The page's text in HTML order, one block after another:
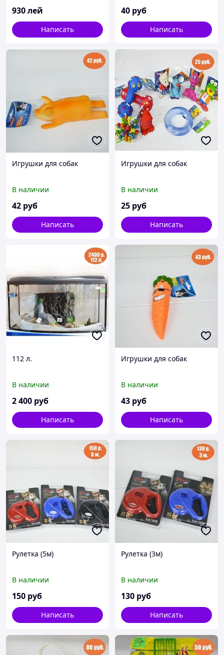
930лей
Написать
40 руб
Написать
Игрушки для собак
В наличии
42 руб
Написать
Игрушки для собак
В наличии
25 руб
Написать
112 л.
В наличии
2 400 руб
Написать
Игрушки для собак
В наличии
43 руб
Написать
Рулетка (5м)
В наличии
150 руб
Написать
Рулетка (3м)
В наличии
130 руб
Написать